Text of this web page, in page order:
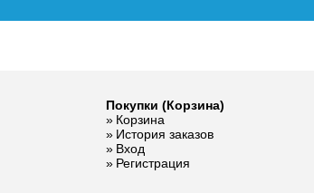
Grossman
СМАРТ-30
веллингтон/графит
Покупки (Корзина)
Корзина
История заказов
Вход
Регистрация